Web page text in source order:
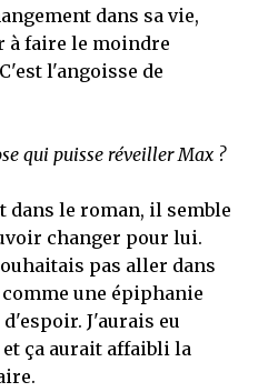
dans sa vie,
à faire le moindre
l'angoisse de
qui puisse réveiller Max ?
dans le roman, il semble
changer pour lui.
pas aller dans
une épiphanie
J'aurais eu
ça aurait affaibli la